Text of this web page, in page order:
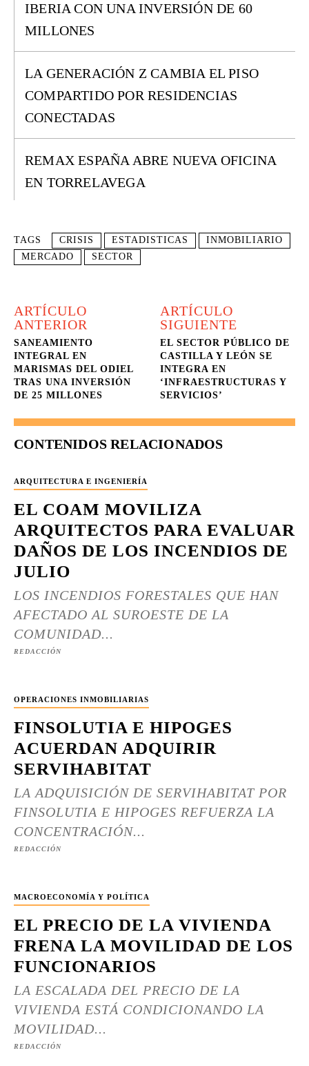
IBERIA CON UNA INVERSIÓN DE 60
MILLONES
LA GENERACIÓN Z CAMBIA EL PISO
COMPARTIDO POR RESIDENCIAS
CONECTADAS
REMAX ESPAÑA ABRE NUEVA OFICINA
EN TORRELAVEGA
TAGS CRISIS ESTADISTICAS
INMOBILIARIO
MERCADO
SECTOR
ARTÍCULO
ANTERIOR
SANEAMIENTO
INTEGRAL EN
MARISMAS DEL ODIEL
TRAS UNA INVERSIÓN
DE 25 MILLONES
ARTÍCULO
SIGUIENTE
EL SECTOR PÚBLICO DE
CASTILLA Y LEÓN SE
INTEGRA EN
‘INFRAESTRUCTURAS Y
SERVICIOS’
CONTENIDOS RELACIONADOS
ARQUITECTURA E INGENIERÍA
EL COAM MOVILIZA
ARQUITECTOS PARA EVALUAR
DAÑOS DE LOS INCENDIOS DE
JULIO
LOS INCENDIOS FORESTALES QUE HAN
AFECTADO AL SUROESTE DE LA
COMUNIDAD...
REDACCIÓN
OPERACIONES INMOBILIARIAS
FINSOLUTIA E HIPOGES
ACUERDAN ADQUIRIR
SERVIHABITAT
LA ADQUISICIÓN DE SERVIHABITAT POR
FINSOLUTIA E HIPOGES REFUERZA LA
CONCENTRACIÓN...
REDACCIÓN
MACROECONOMÍA Y POLÍTICA
EL PRECIO DE LA VIVIENDA
FRENA LA MOVILIDAD DE LOS
FUNCIONARIOS
LA ESCALADA DEL PRECIO DE LA
VIVIENDA ESTÁ CONDICIONANDO LA
MOVILIDAD...
REDACCIÓN